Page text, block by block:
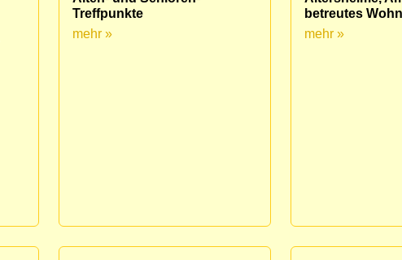
Treffpunkte
mehr »
betreutes
mehr »